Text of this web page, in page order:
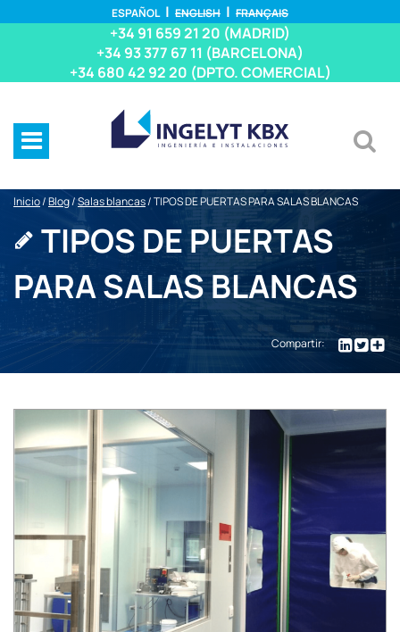
ESPAÑOL ENGLISH FRANÇAIS
+34 91 659 21 20 (MADRID)
+34 93 377 67 11 (BARCELONA)
+34 680 42 92 20 (DPTO. COMERCIAL)
Inicio/Blog/Salas blancas/TIPOS DE PUERTAS PARA SALAS BLANCAS
TIPOS DE PUERTAS
PARA SALAS BLANCAS
Compartir: